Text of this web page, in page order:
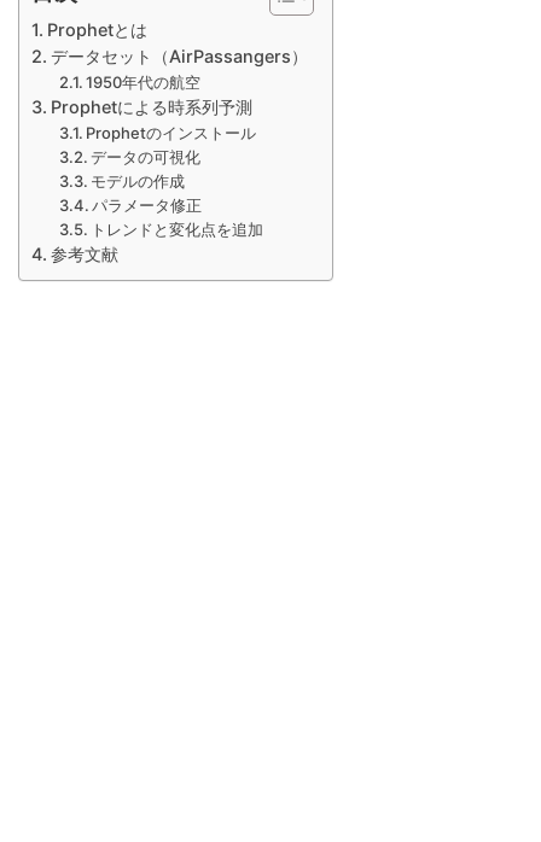
Prophetとは
データセット（AirPassangers）
1950年代の航空
Prophetによる時系列予測
Prophetのインストール
データの可視化
モデルの作成
パラメータ修正
トレンドと変化点を追加
参考文献